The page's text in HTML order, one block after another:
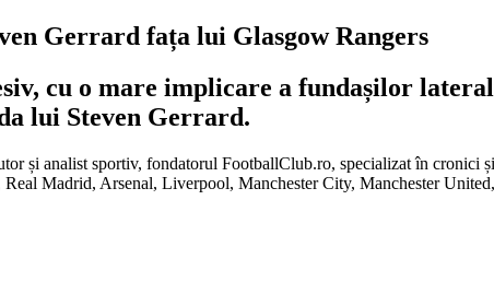
Gerrard fața lui Glasgow Rangers
cu o mare implicare a fundașilor
lui Steven Gerrard.
și analist sportiv, fondatorul FootballClub.ro, specializat în cronici
Madrid, Arsenal, Liverpool, Manchester City, Manchester